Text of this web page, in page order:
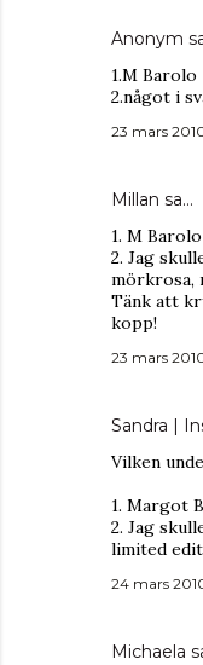
Anonym
1.M Barolo
2.något i
23 mars
Millan sa…
1. M Barolo
2. Jag
mörkrosa,
Tänk att
kopp!
23 mars
Sandra |
Vilken
1. Margot
2. Jag
limited
24 mars
Michaela